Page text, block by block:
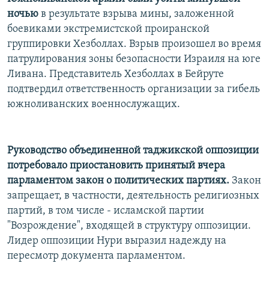
ночью в результате взрыва мины, заложенной
боевиками экстремистской проиранской
группировки Хезболлах. Взрыв произошел во время
патрулирования зоны безопасности Израиля на юге
Ливана. Представитель Хезболлах в Бейруте
подтвердил ответственность организации за гибель
южноливанских военнослужащих.
Руководство объединенной таджикской оппозиции
потребовало приостановить принятый вчера
парламентом закон о политических партиях. Закон
запрещает, в частности, деятельность религиозных
партий, в том числе - исламской партии
"Возрождение", входящей в структуру оппозиции.
Лидер оппозиции Нури выразил надежду на
пересмотр документа парламентом.